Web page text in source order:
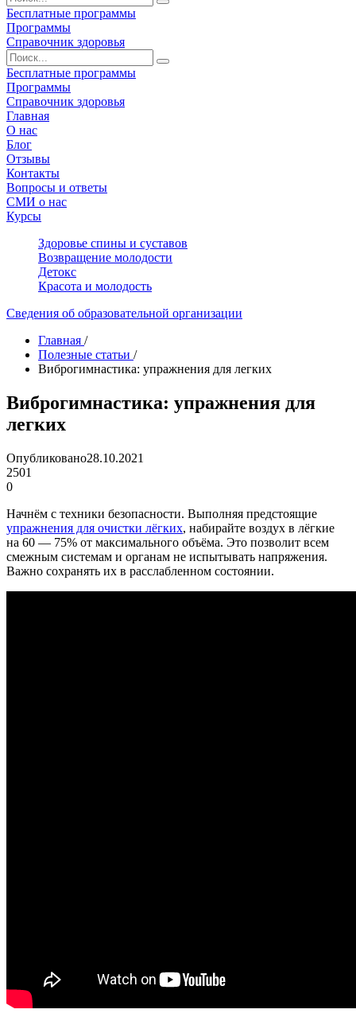
Бесплатные программы
Программы
Справочник здоровья
Бесплатные программы
Программы
Справочник здоровья
Главная
О нас
Блог
Отзывы
Контакты
Вопросы и ответы
СМИ о нас
Курсы
Здоровье спины и суставов
Возвращение молодости
Детокс
Красота и молодость
Сведения об образовательной организации
Главная /
Полезные статьи /
Виброгимнастика: упражнения для легких
Виброгимнастика: упражнения для
легких
Опубликовано28.10.2021
2501
0
Начнём с техники безопасности. Выполняя предстоящие
упражнения для очистки лёгких, набирайте воздух в лёгкие
на 60 — 75% от максимального объёма. Это позволит всем
смежным системам и органам не испытывать напряжения.
Важно сохранять их в расслабленном состоянии.